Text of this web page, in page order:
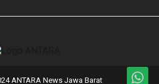
ANTARA News Jawa Barat